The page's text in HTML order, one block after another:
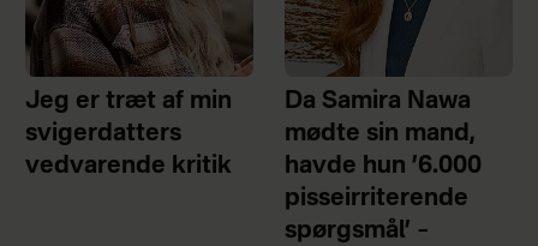
Jeg er træt af min
svigerdatters
vedvarende kritik
Da Samira Nawa
mødte sin mand,
havde hun ’6.000
pisseirriterende
spørgsmål’ –